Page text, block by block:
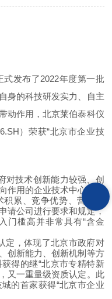
发布了2022年度第一批
自身的科技研发实力、自主
动作用，北京莱伯泰科仪
）荣获“北京市企业技
对技术创新能力较强、创
作用的企业技术中心予以
累、竞争优势、营收规
请公司进行要求和规定，
门槛高并非常具有“含金
定 ，体现了北京市政府对
创新能力、创新机制等方
获得的继“北京市专精特新
又一重量级资质认定 。此
城的首家获得“北京市企业